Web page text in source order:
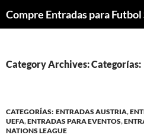
to
Category Archives:
CATEGORÍAS: ENTRADAS AUSTRIA,
UEFA,ENTRADAS PARA EVENTOS,
NATIONS LEAGUE